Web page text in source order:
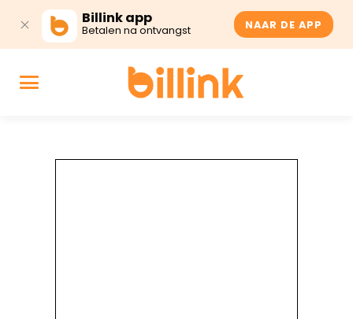
Billink app
Betalen na ontvangst NAAR DE APP